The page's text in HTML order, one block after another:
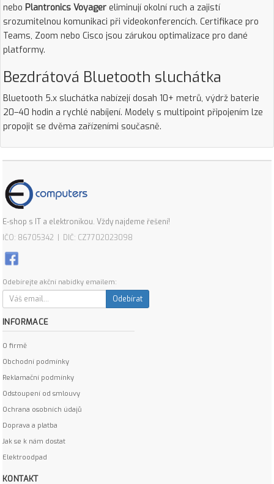
nebo Plantronics Voyager eliminují okolní ruch a zajistí
srozumitelnou komunikaci při videokonferencích. Certifikace pro
Teams, Zoom nebo Cisco jsou zárukou optimalizace pro dané
platformy.
Bezdrátová Bluetooth sluchátka
Bluetooth 5.x sluchátka nabízejí dosah 10+ metrů, výdrž baterie
20–40 hodin a rychlé nabíjení. Modely s multipoint připojením lze
propojit se dvěma zařízeními současně.
E-shop s IT a elektronikou. Vždy najdeme řešení!
IČO: 86705342 | DIČ: CZ7702023098
Odebírejte akční nabídky emailem:
Odebírat
INFORMACE
O firmě
Obchodní podmínky
Reklamační podmínky
Odstoupení od smlouvy
Ochrana osobních údajů
Doprava a platba
Jak se k nám dostat
Elektroodpad
KONTAKT